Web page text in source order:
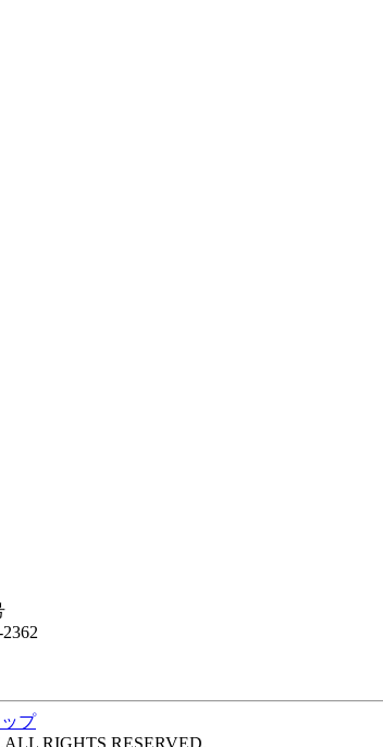
プ
RIGHTS RESERVED.